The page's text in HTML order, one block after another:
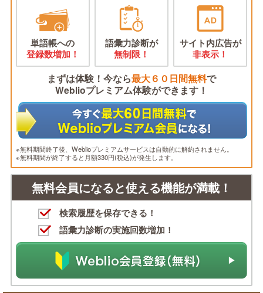
単語帳への
登録数増加！
語彙力診断が
無制限！
サイト内広告が
非表示！
まずは体験！今なら最大６０日間無料で
Weblioプレミアム体験ができます！
※無料期間終了後、Weblioプレミアムサービスは自動的に解約されません。
※無料期間が終了すると月額330円(税込)が発生します。
無料会員になると使える機能が満載！
検索履歴を保存できる！
語彙力診断の実施回数増加！